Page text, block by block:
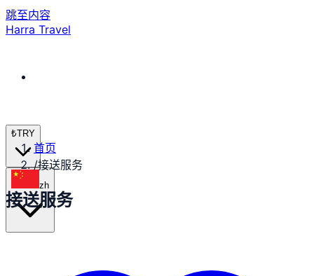
跳至内容
Harra Travel
₺TRY
zh
首页
/接送服务
接送服务